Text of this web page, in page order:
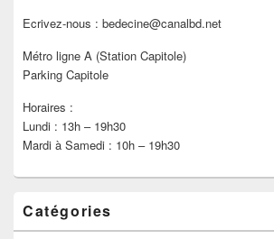
Ecrivez-nous : bedecine@canalbd.net
Métro ligne A (Station Capitole)
Parking Capitole
Horaires :
Lundi : 13h – 19h30
Mardi à Samedi : 10h – 19h30
Catégories